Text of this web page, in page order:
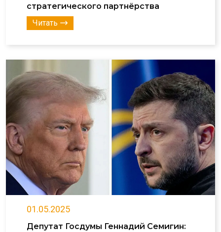
стратегического партнёрства
Читать
01.05.2025
Депутат Госдумы Геннадий Семигин: